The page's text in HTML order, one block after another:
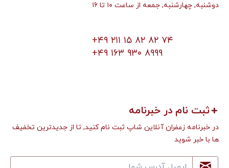
دوشنبه, چهارشنبه, جمعه از ساعت ۱۰ تا ۱۶
+۴۹ ۲۱۱ ۱۵ ۸۲ ۸۲ ۷۴
+۴۹ ۱۶۳ ۹۳۰ ۸۹۹۹
ثبت نام در خبرنامه
در خبرنامه زعفران آنلاین شاپ ثبت نام کنید, تا از جدیدترین تخفیف
ها با خبر شوید